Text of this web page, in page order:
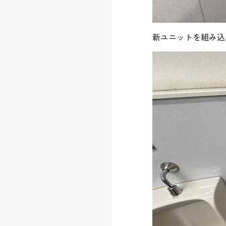
新ユニットを組み